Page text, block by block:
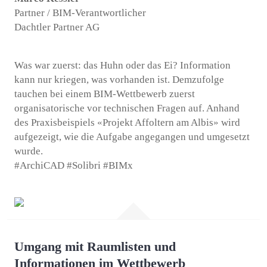
Partner / BIM-Verantwortlicher
Dachtler Partner AG
Was war zuerst: das Huhn oder das Ei? Information
kann nur kriegen, was vorhanden ist. Demzufolge
tauchen bei einem BIM-Wettbewerb zuerst
organisatorische vor technischen Fragen auf. Anhand
des Praxisbeispiels «Projekt Affoltern am Albis» wird
aufgezeigt, wie die Aufgabe angegangen und umgesetzt
wurde.
#ArchiCAD #Solibri #BIMx
Umgang mit Raumlisten und
Informationen im Wettbewerb